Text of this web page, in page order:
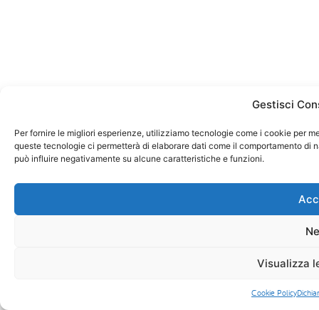
Gestisci
Per fornire le migliori esperienze, utilizziamo tecnologie come i cookie per
queste tecnologie ci permetterà di elaborare dati come il comportamento
può influire negativamente su alcune caratteristiche e funzioni.
Visualizza
Cookie Policy